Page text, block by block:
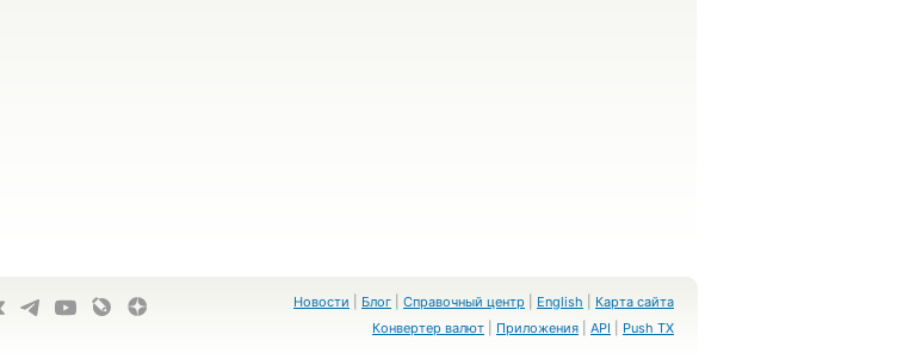
Новости Блог Справочный центр English
Карта сайта
Конвертер валют
Приложения API Push TX